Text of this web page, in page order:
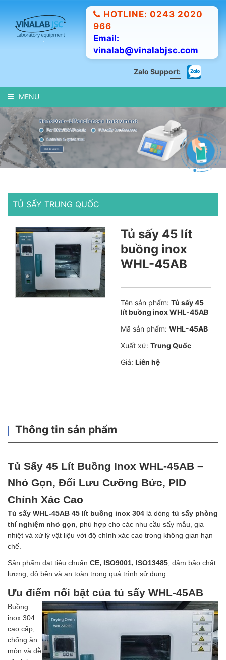
HOTLINE: 0243 2020
966
Email:
vinalab@vinalabjsc.com
Zalo Support:
MENU
TỦ SẤY TRUNG QUỐC
Tủ sấy 45 lít
buồng inox
WHL-45AB
Tên sản phẩm: Tủ sấy 45
lít buồng inox WHL-45AB
Mã sản phẩm: WHL-45AB
Xuất xứ: Trung Quốc
Giá: Liên hệ
Thông tin sản phẩm
Tủ Sấy 45 Lít Buồng Inox WHL-45AB –
Nhỏ Gọn, Đối Lưu Cưỡng Bức, PID
Chính Xác Cao
Tủ sấy WHL-45AB 45 lít buồng inox 304 là dòng tủ sấy phòng
thí nghiệm nhỏ gọn , phù hợp cho các nhu cầu sấy mẫu, gia
nhiệt và xử lý vật liệu với độ chính xác cao trong không gian hạn
chế.
Sản phẩm đạt tiêu chuẩn CE, ISO9001, ISO13485 , đảm bảo chất
lượng, độ bền và an toàn trong quá trình sử dụng.
Ưu điểm nổi bật của tủ sấy WHL-45AB
Buồng
inox 304
cao cấp,
chống ăn
mòn và dễ